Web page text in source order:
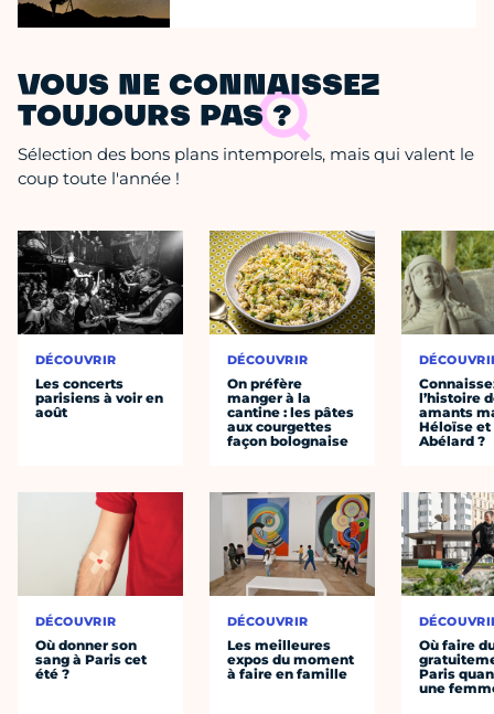
VOUS NE CONNAISSEZ
TOUJOURS PAS ?
Sélection des bons plans intemporels, mais qui valent le
coup toute l'année !
DÉCOUVRIR
Les concerts
parisiens à voir en
août
DÉCOUVRIR
Où donner son
sang à Paris cet
été ?
DÉCOUVRIR
On préfère
manger à la
cantine : les pâtes
aux courgettes
façon bolognaise
DÉCOUVRIR
Les meilleures
expos du moment
à faire en famille
l’histoire
amants
Héloïse et
Abélard ?
Où faire
Paris
une